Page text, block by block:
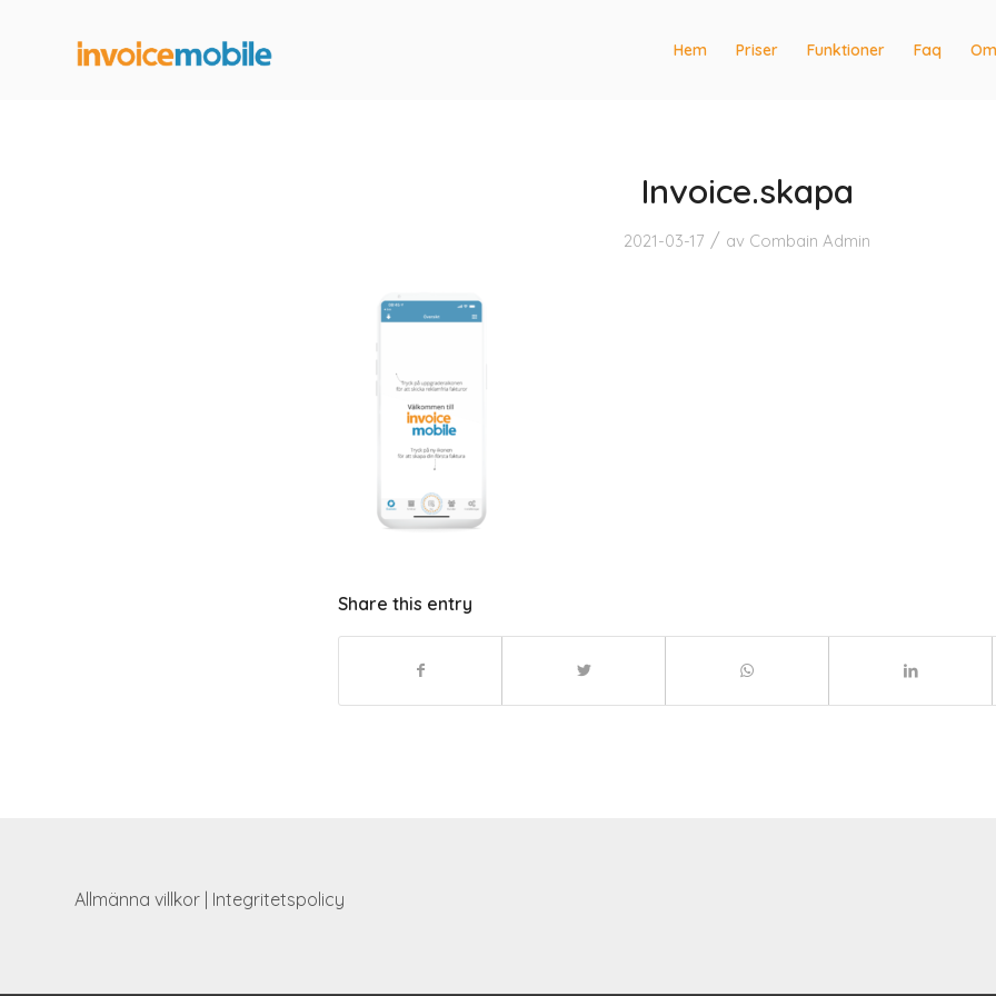
Hem Priser Funktioner Faq
Invoice.skapa
2021-03-17 / av Combain Admin
Share this entry
Allmänna villkor | Integritetspolicy